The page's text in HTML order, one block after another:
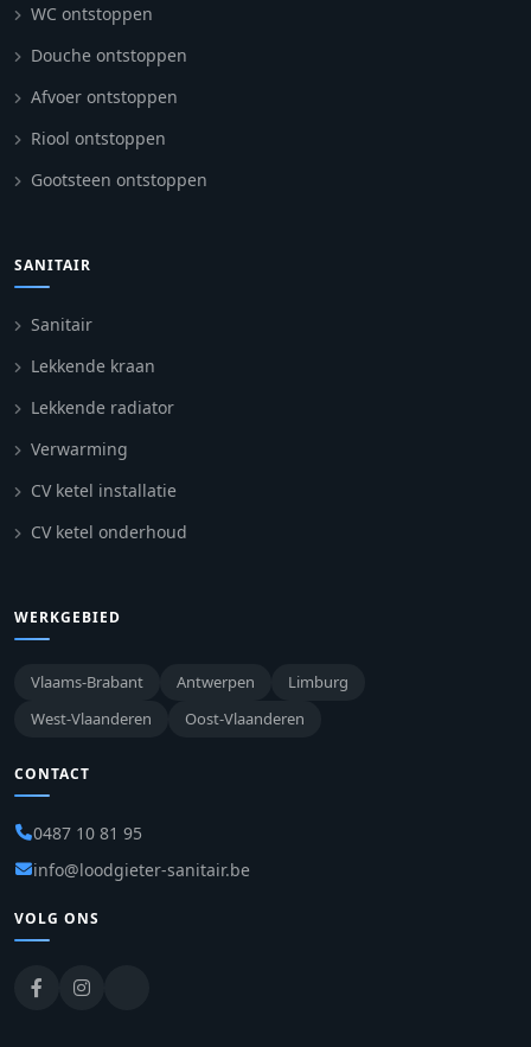
WC ontstoppen
Douche ontstoppen
Afvoer ontstoppen
Riool ontstoppen
Gootsteen ontstoppen
SANITAIR
Sanitair
Lekkende kraan
Lekkende radiator
Verwarming
CV ketel installatie
CV ketel onderhoud
WERKGEBIED
Vlaams-Brabant Antwerpen
Limburg
West-Vlaanderen
Oost-Vlaanderen
CONTACT
0487 10 81 95
info@loodgieter-sanitair.be
VOLG ONS